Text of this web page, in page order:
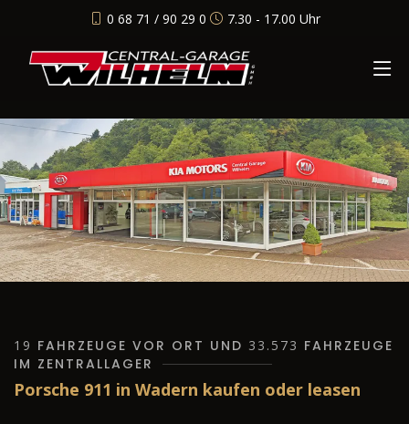
0 68 71 / 90 29 0 7.30 - 17.00 Uhr
19 FAHRZEUGE VOR ORT UND 33.573 FAHRZEUGE
IM ZENTRALLAGER
Porsche 911 in Wadern kaufen oder leasen